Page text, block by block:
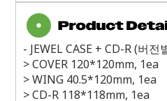
- JEWEL CASE + CD-R (버전
> COVER 120*120mm, 1ea
> WING 40.5*120mm, 1ea
> CD-R 118*118mm, 1ea